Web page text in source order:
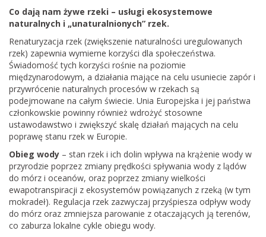
Co dają nam żywe rzeki – usługi ekosystemowe
naturalnych i „unaturalnionych” rzek.
Renaturyzacja rzek (zwiększenie naturalności uregulowanych
rzek) zapewnia wymierne korzyści dla społeczeństwa.
Świadomość tych korzyści rośnie na poziomie
międzynarodowym, a działania mające na celu usuniecie zapór i
przywrócenie naturalnych procesów w rzekach są
podejmowane na całym świecie. Unia Europejska i jej państwa
członkowskie powinny również wdrożyć stosowne
ustawodawstwo i zwiększyć skalę działań mających na celu
poprawę stanu rzek w Europie.
Obieg wody – stan rzek i ich dolin wpływa na krążenie wody w
przyrodzie poprzez zmiany prędkości spływania wody z lądów
do mórz i oceanów, oraz poprzez zmiany wielkości
ewapotranspiracji z ekosystemów powiązanych z rzeką (w tym
mokradeł). Regulacja rzek zazwyczaj przyśpiesza odpływ wody
do mórz oraz zmniejsza parowanie z otaczających ją terenów,
co zaburza lokalne cykle obiegu wody.